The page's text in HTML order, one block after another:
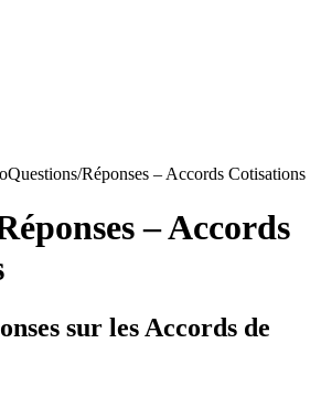
Questions/Réponses – Accords Cotisations
– Accords
sur les Accords de